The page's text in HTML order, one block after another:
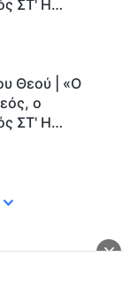
ΣΤ' Η
Θεού | «Ο
ο
ΣΤ' Η